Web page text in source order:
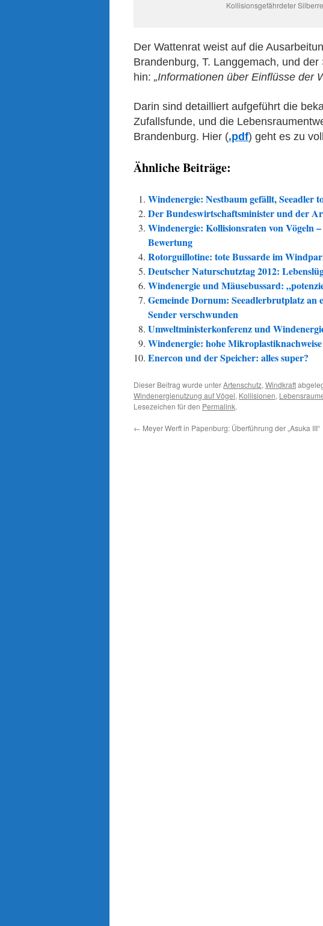
Kollisionsgefährdeter
Der Wattenrat weist auf die
Brandenburg, T. Langgemach, und
hin: „Informationen über Einflüsse der
Darin sind detailliert aufgeführt die
Zufallsfunde, und die
Brandenburg. Hier (.pdf) geht es zu
Ähnliche Beiträge:
Windenergie: Nestbaum gefällt, Seeadler
Der Bundeswirtschaftsminister und der
Windenergie: Kollisionsraten von Vögeln
Bewertung
Rotorguillotine: tote Bussarde im
Deutscher Naturschutztag 2012:
Windenergie und Mäusebussard:
Gemeinde Dornum: Seeadlerbrutplatz an
Sender verschwunden
Umweltministerkonferenz und
Windenergie: hohe
Enercon und der Speicher: alles super?
Dieser Beitrag wurde unterArtenschutz, Windkraft
Windenergienutzung auf Vögel, Kollisionen,
Lesezeichen für den Permalink.
← Meyer Werft in Papenburg: Überführung der „Asuka III“